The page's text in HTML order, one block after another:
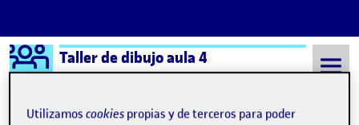
Saltar al contenido
Logo Ágora
Taller de dibujo aula 4
Utilizamoscookies propias y de terceros para poder